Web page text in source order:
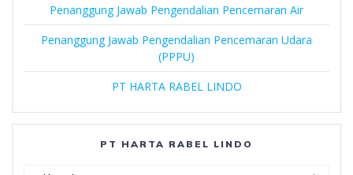
Penanggung Jawab Pengendalian Pencemaran Air
Penanggung Jawab Pengendalian Pencemaran Udara
(PPPU)
PT HARTA RABEL LINDO
PT HARTA RABEL LINDO